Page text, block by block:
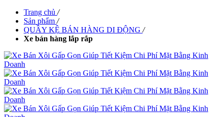
Trang chủ /
Sản phẩm /
QUẦY KỆ BÁN HÀNG DI ĐỘNG /
Xe bán hàng lắp rắp